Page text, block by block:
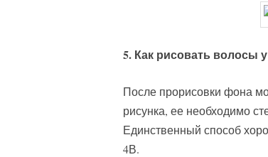
5. Как рисовать волосы
После прорисовки фона
рисунка, ее необходимо
Единственный способ
4В.